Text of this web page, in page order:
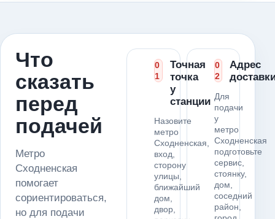
Что
сказать
перед
подачей
Метро
Сходненская
помогает
сориентироваться,
но для подачи
0
1
Точная
точка
у
станции
Назовите
метро
Сходненская,
вход,
сторону
улицы,
ближайший
дом,
двор,
0
2
Адрес
Для
подачи
у
метро
Сходненская
подготовьте
сервис,
стоянку,
дом,
соседний
район,